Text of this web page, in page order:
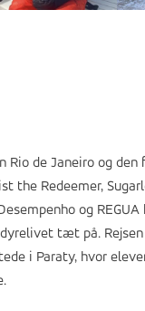
Rio de Janeiro og
the Redeemer,
og
tæt på. Rejsen
i Paraty, hvor